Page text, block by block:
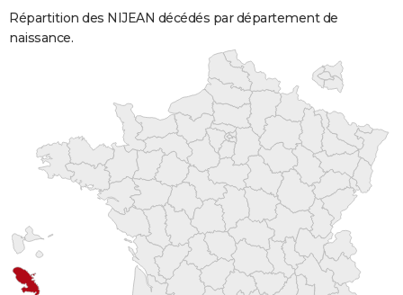
Répartition des NIJEAN décédés par département de
naissance.